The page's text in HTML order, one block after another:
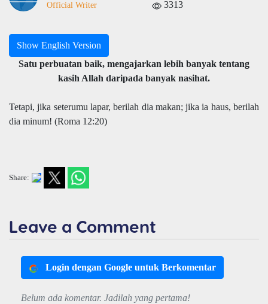
Official Writer 3313
Show English Version
Satu perbuatan baik, mengajarkan lebih banyak tentang
kasih Allah daripada banyak nasihat.
Tetapi, jika seterumu lapar, berilah dia makan; jika ia haus, berilah
dia minum! (Roma 12:20)
Share:
Leave a Comment
Login dengan Google untuk Berkomentar
Belum ada komentar. Jadilah yang pertama!